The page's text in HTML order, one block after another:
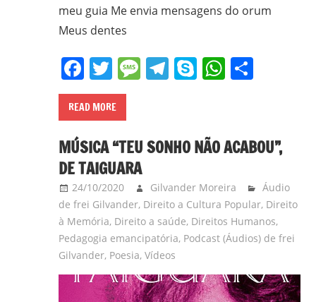
meu guia Me envia mensagens do orum
Meus dentes
Facebook
Twitter
Message
Telegram
SkypeShare
READ MORE
MÚSICA “TEU SONHO NÃO ACABOU”,
DE TAIGUARA
24/10/2020 Gilvander Moreira
Áudio
de frei Gilvander, Direito a Cultura Popular, Direito
à Memória, Direito a saúde, Direitos Humanos,
Pedagogia emancipatória, Podcast (Áudios) de frei
Gilvander, Poesia, Vídeos